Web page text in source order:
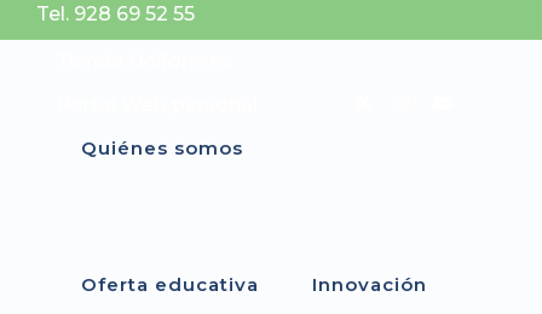
Tel. 928 69 52 55
Quiénes somos
Oferta educativa Innovación